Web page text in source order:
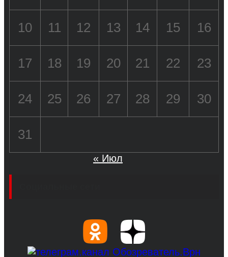
10 11 12 13 14 15 16
17 18 19 20 21 22 23
24 25 26 27 28 29 30
31
« Июл